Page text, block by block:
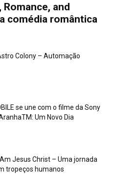
and
comédia romântica
Colony – Automação
se une com o filme da Sony
Um Novo Dia
Jesus Christ – Uma jornada
tropeços humanos